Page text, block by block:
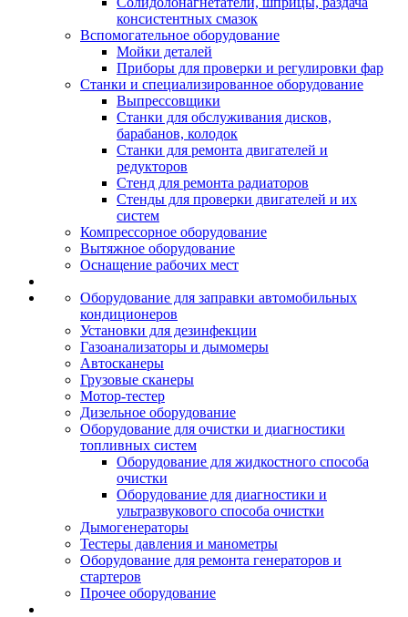
консистентных смазок
Вспомогательное оборудование
Мойки деталей
Приборы для проверки и регулировки фар
Станки и специализированное оборудование
Выпрессовщики
Станки для обслуживания дисков,
барабанов, колодок
Станки для ремонта двигателей и
редукторов
Стенд для ремонта радиаторов
Стенды для проверки двигателей и их
систем
Компрессорное оборудование
Вытяжное оборудование
Оснащение рабочих мест
Оборудование для заправки автомобильных
кондиционеров
Установки для дезинфекции
Газоанализаторы и дымомеры
Автосканеры
Грузовые сканеры
Мотор-тестер
Дизельное оборудование
Оборудование для очистки и диагностики
топливных систем
Оборудование для жидкостного способа
очистки
Оборудование для диагностики и
ультразвукового способа очистки
Дымогенераторы
Тестеры давления и манометры
Оборудование для ремонта генераторов и
стартеров
Прочее оборудование